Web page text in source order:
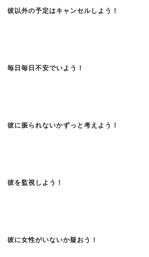
彼以外の予定はキャンセルしよう！
毎日毎日不安でいよう！
彼に振られないかずっと考えよう！
彼を監視しよう！
彼に女性がいないか疑おう！